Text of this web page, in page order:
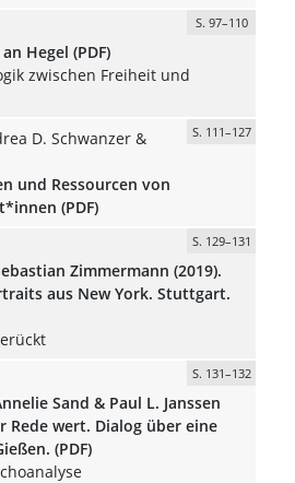
S. 97–110
Hegel (PDF)
zwischen Freiheit und
D. Schwanzer &
S. 111–127
und Ressourcen von
(PDF)
S. 129–131
Zimmermann (2019).
aus New York. Stuttgart.
S. 131–132
Sand & Paul L. Janssen
Rede wert. Dialog über eine
(PDF)